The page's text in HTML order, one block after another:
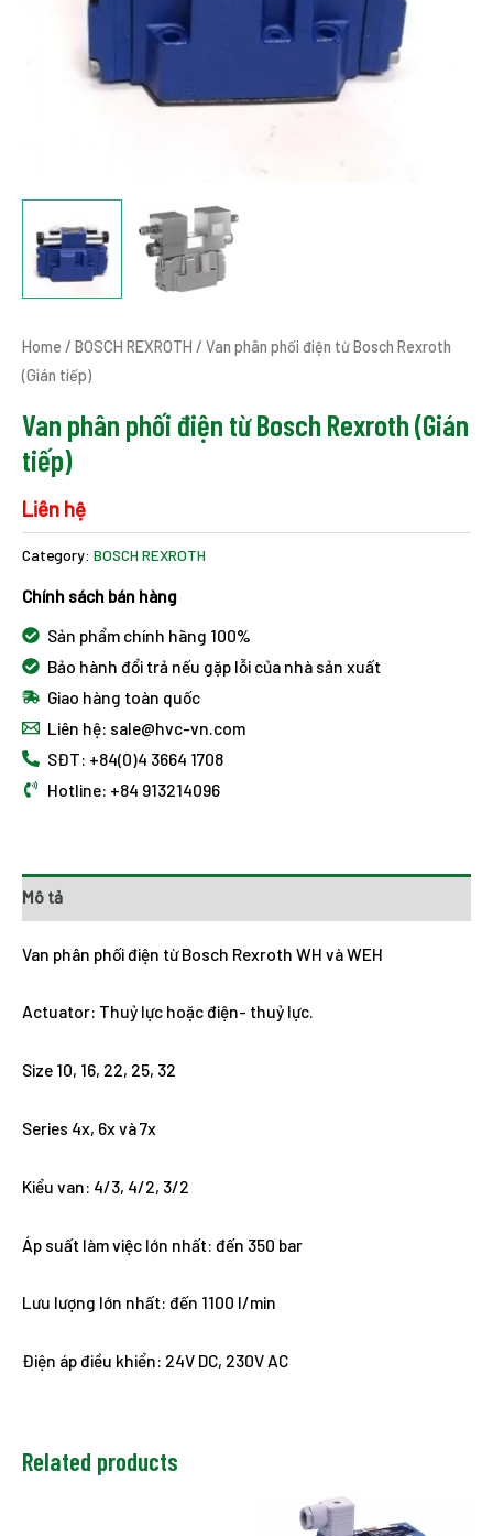
Home / BOSCH REXROTH / Van phân phối điện từ Bosch Rexroth
(Gián tiếp)
Van phân phối điện từ Bosch Rexroth (Gián
tiếp)
Liên hệ
Category: BOSCH REXROTH
Chính sách bán hàng
Sản phẩm chính hãng 100%
Bảo hành đổi trả nếu gặp lỗi của nhà sản xuất
Giao hàng toàn quốc
Liên hệ: sale@hvc-vn.com
SĐT: +84(0)4 3664 1708
Hotline: +84 913214096
Mô tả
Van phân phối điện từ Bosch Rexroth WH và WEH
Actuator: Thuỷ lực hoặc điện- thuỷ lực.
Size 10, 16, 22, 25, 32
Series 4x, 6x và 7x
Kiểu van: 4/3, 4/2, 3/2
Áp suất làm việc lớn nhất: đến 350 bar
Lưu lượng lớn nhất: đến 1100 l/min
Điện áp điều khiển: 24V DC, 230V AC
Related products